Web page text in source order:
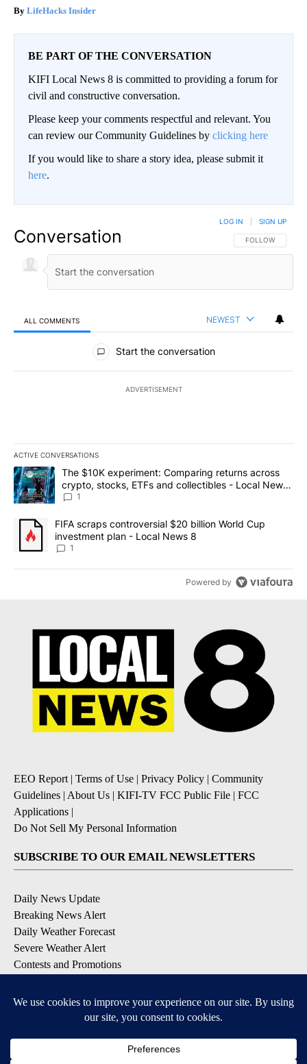
LifeHacks Insider
BE PART OF THE CONVERSATION
KIFI Local News 8 is committed to providing a forum for
civil and constructive conversation.
Please keep your comments respectful and relevant. You
can review our Community Guidelines by clicking here
If you would like to share a story idea, please submit it
here.
Conversation FOLLOW THIS
FOLLOW
LOG IN SIGN UP
ALL COMMENTS NEWEST
All Comments
Start the conversation
ADVERTISEMENT
ACTIVE CONVERSATIONS
The following is a list of the most commented articles in the last
A trending article titled "The $10K experiment: Comparing
The $10K experiment: Comparing returns across
crypto, stocks, ETFs and collectibles - Local News
8
1
A trending article titled "FIFA scraps controversial $20 billion
FIFA scraps controversial $20 billion World Cup
investment plan - Local News 8
1
Powered by
EEO Report| Terms of Use | Privacy Policy | Community
Guidelines | About Us | KIFI-TV FCC Public File | FCC
Applications |
Do Not Sell My Personal Information
SUBSCRIBE TO OUR EMAIL NEWSLETTERS
Daily News Update
Breaking News Alert
Daily Weather Forecast
Severe Weather Alert
Contests and Promotions